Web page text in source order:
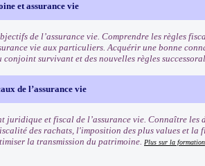
et assurance vie
de l’assurance vie. Comprendre les règles
vie aux particuliers. Acquérir une bonne
survivant et des nouvelles règles
de l’assurance vie
juridique et fiscal de l’assurance vie. Connaître les
des rachats, l'imposition des plus values et la
la transmission du patrimoine. Plus sur la formation